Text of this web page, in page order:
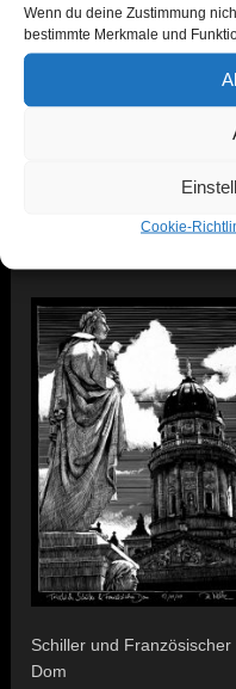
Wenn du deine Zustimmung
bestimmte Merkmale und
Cookie-
Schiller und Französischer
Dom